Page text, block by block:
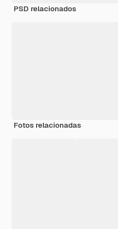
PSD relacionados
Fotos relacionadas